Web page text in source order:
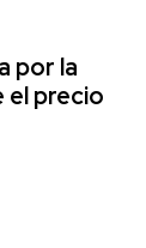
por la
el precio